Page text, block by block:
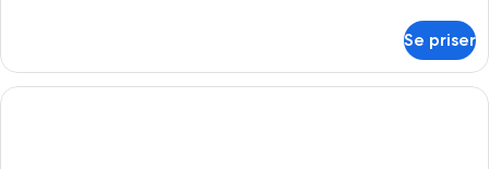
Room
Mountain
View
Se priser